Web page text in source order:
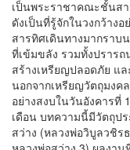
เป็นพระราชาคณะชั้นส
ดังเป็นที่รู้จักในวงกว้าง
สารทิศเดินทางมากรา
ที่เข้มขลัง รวมทั้งปราร
สร้างเหรียญปลอดภัย แ
นอกจากเหรียญวัตถุมงค
อย่างสงบในวันอังคารที่
เดือน บทความนี้มีวัตถุป
สว่าง (หลวงพ่อวิบูลวชิ